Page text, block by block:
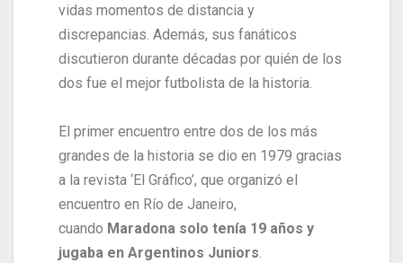
vidas momentos de distancia y
discrepancias. Además, sus fanáticos
discutieron durante décadas por quién de los
dos fue el mejor futbolista de la historia.
El primer encuentro entre dos de los más
grandes de la historia se dio en 1979 gracias
a la revista ‘El Gráfico’, que organizó el
encuentro en Río de Janeiro,
cuando Maradona solo tenía 19 años y
jugaba en Argentinos Juniors.